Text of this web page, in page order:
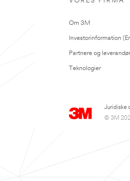
Om 3M
Investorinformation
Partnere og
Teknologier
Juridiske
© 3M